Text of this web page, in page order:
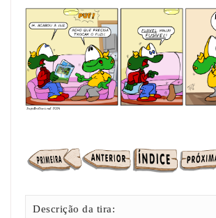
Descrição da tira: